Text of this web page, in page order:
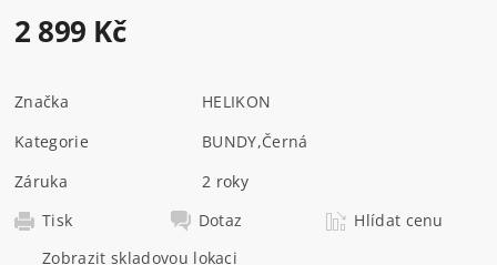
2 899 Kč
Značka
HELIKON
Kategorie
BUNDY,Černá
Záruka
2 roky
Tisk
Dotaz
Hlídat cenu
Zobrazit skladovou lokaci